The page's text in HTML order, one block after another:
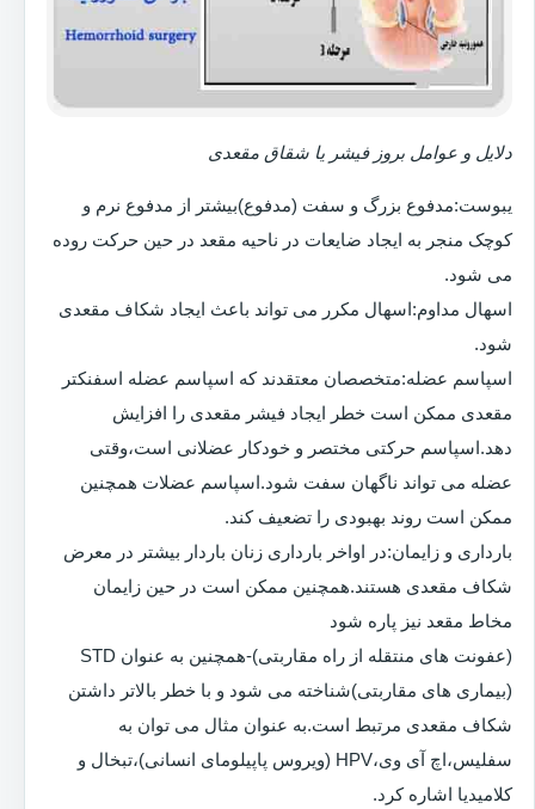
دلایل و عوامل بروز فیشر یا شقاق مقعدی
یبوست:مدفوع بزرگ و سفت (مدفوع)بیشتر از مدفوع نرم و
کوچک منجر به ایجاد ضایعات در ناحیه مقعد در حین حرکت روده
می شود.
اسهال مداوم:اسهال مکرر می تواند باعث ایجاد شکاف مقعدی
شود.
اسپاسم عضله:متخصصان معتقدند که اسپاسم عضله اسفنکتر
مقعدی ممکن است خطر ایجاد فیشر مقعدی را افزایش
دهد.اسپاسم حرکتی مختصر و خودکار عضلانی است،وقتی
عضله می تواند ناگهان سفت شود.اسپاسم عضلات همچنین
ممکن است روند بهبودی را تضعیف کند.
بارداری و زایمان:در اواخر بارداری زنان باردار بیشتر در معرض
شکاف مقعدی هستند.همچنین ممکن است در حین زایمان
مخاط مقعد نیز پاره شود
(عفونت های منتقله از راه مقاربتی)-همچنین به عنوان STD
(بیماری های مقاربتی)شناخته می شود و با خطر بالاتر داشتن
شکاف مقعدی مرتبط است.به عنوان مثال می توان به
سفلیس،اچ آی وی،HPV (ویروس پاپیلومای انسانی)،تبخال و
کلامیدیا اشاره کرد.